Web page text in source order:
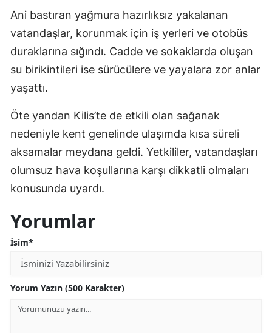
Ani bastıran yağmura hazırlıksız yakalanan
vatandaşlar, korunmak için iş yerleri ve otobüs
duraklarına sığındı. Cadde ve sokaklarda oluşan
su birikintileri ise sürücülere ve yayalara zor anlar
yaşattı.
Öte yandan Kilis’te de etkili olan sağanak
nedeniyle kent genelinde ulaşımda kısa süreli
aksamalar meydana geldi. Yetkililer, vatandaşları
olumsuz hava koşullarına karşı dikkatli olmaları
konusunda uyardı.
Yorumlar
İsim*
Yorum Yazın (500 Karakter)